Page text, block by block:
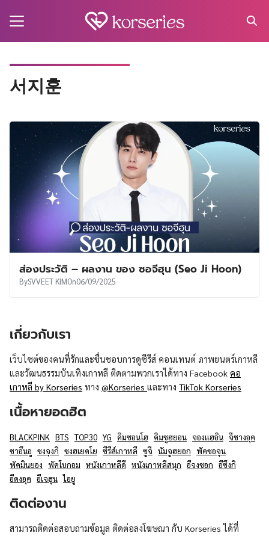
서지훈
ส่องประวัติ – ผลงาน ของ ซอจีฮุน (Seo Ji Hoon)
BySVVEET KIMOn06/09/2025
เกี่ยวกับเรา
เว็บไซต์ของคนที่รักและชื่นชอบการดูซีรีส์ คอนเทนต์ ภาพยนตร์เกาหลี
และวัฒนธรรมบันเทิงเกาหลี ติดตามพวกเราได้ทาง Facebook คอ
เกาหลี by Korseries ทาง @Korseries และทาง TikTok Korseries
เนื้อหายอดฮิต
BLACKPINK BTS TOP30 YG คิมซอนโฮ คิมซูฮยอน จองแฮอิน จีชางอุค
ชาอึนอู ซงจุงกิ ซงฮเยคโย ซีรีส์เกาหลี ซูจี นัมจูฮยอก พัคซอจุน
พัคมินยอง พัคโบกอม หนังเกาหลีดี หนังเกาหลีสนุก อีจงซอก อีซึงกิ
อีดงอุค อีเจฮุน ไอยู
ติดต่องาน
สามารถติดต่อสอบถามข้อมูล ติดต่อลงโฆษณา กับ Korseries ได้ที่